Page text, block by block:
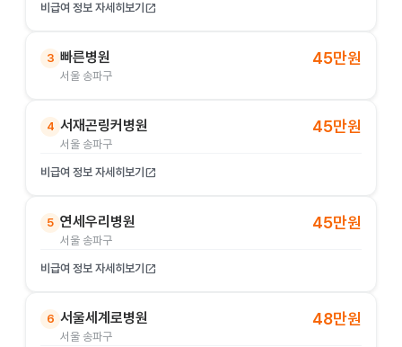
비급여 정보 자세히보기 open_in_new
3 빠른병원
서울 송파구
45만원
4 서재곤링커병원
서울 송파구
45만원
비급여 정보 자세히보기 open_in_new
5 연세우리병원
서울 송파구
45만원
비급여 정보 자세히보기 open_in_new
6 서울세계로병원
서울 송파구
48만원